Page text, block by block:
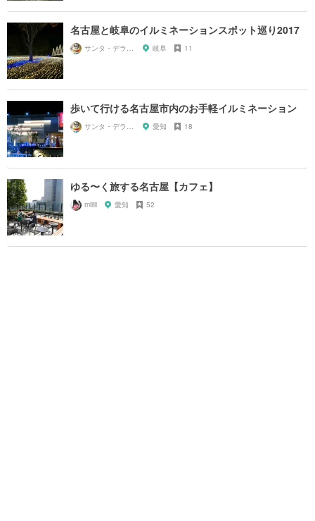
名古屋と岐阜のイルミネーションスポット巡り2017
岐阜 11
歩いて行ける名古屋市内のお手軽イルミネーション
愛知 18
ゆる〜く旅する名古屋【カフェ】
miiiii 愛知 52